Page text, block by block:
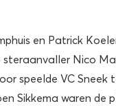
en Patrick
Nico
speelde VC
Sikkema waren de